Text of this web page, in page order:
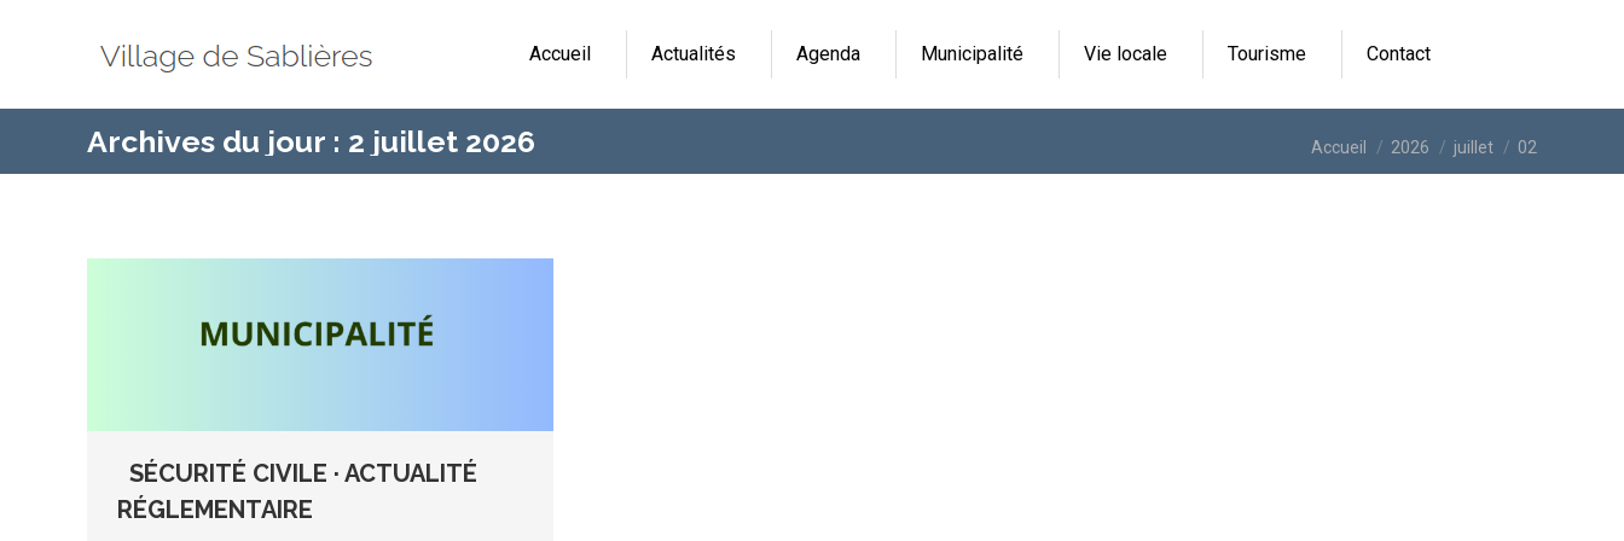
Accueil Actualités Agenda Municipalité Vie locale Tourisme Contact
Archives du jour : 2 juillet 2026 Vous êtes ici :
Accueil 2026 juillet 02
SÉCURITÉ CIVILE · ACTUALITÉ
RÉGLEMENTAIRE